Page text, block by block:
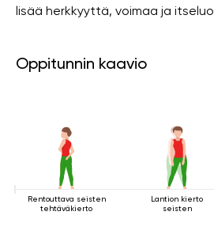
lisää herkkyyttä, voimaa ja
Oppitunnin kaavio
Rentouttava seisten
tehtäväkierto
Lantion kierto
seisten